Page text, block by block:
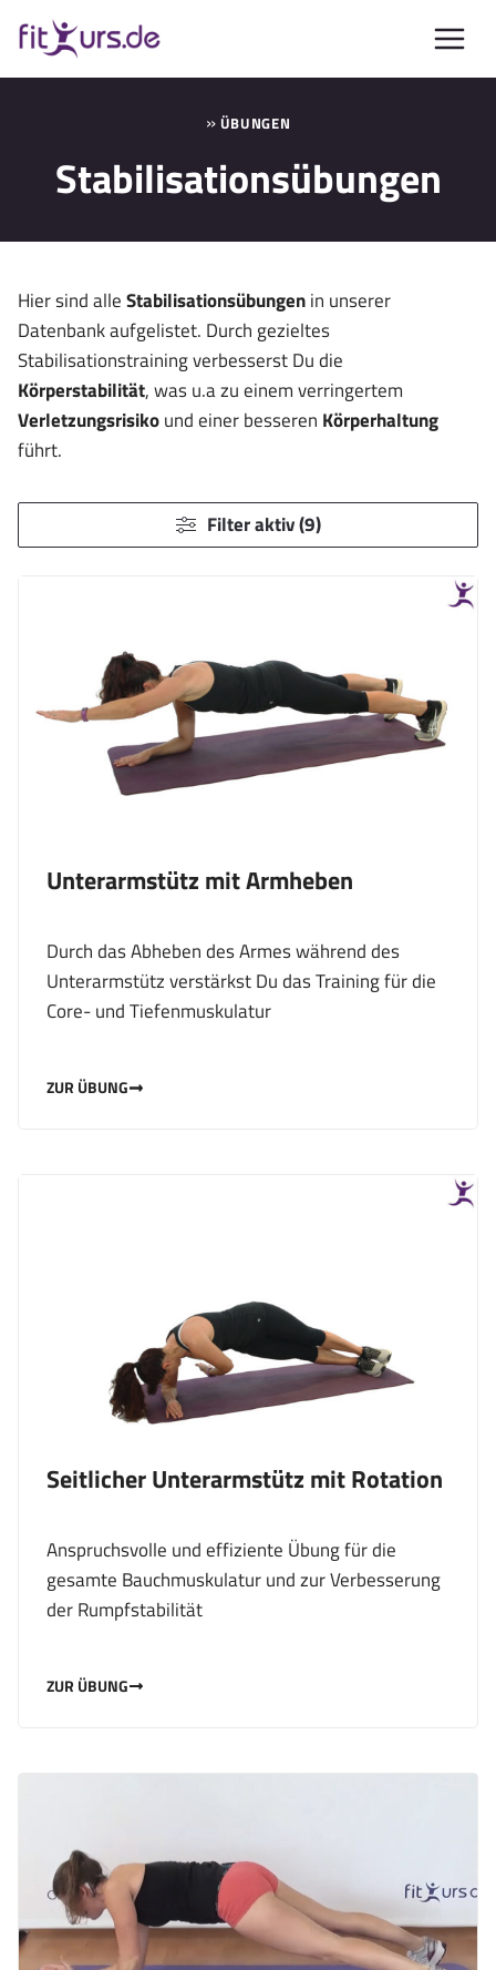
Inhalt
springen
» ÜBUNGEN
Stabilisationsübungen
Hier sind alleStabilisationsübungenin unserer
Datenbank aufgelistet. Durch gezieltes
Stabilisationstraining verbesserst Du die
Körperstabilität, was u.a zu einem verringertem
Verletzungsrisikound einer besseren Körperhaltung
führt.
Filter aktiv (9)
Unterarmstütz mit Armheben
Durch das Abheben des Armes während des
Unterarmstütz verstärkst Du das Training für die
Core- und Tiefenmuskulatur
ZUR ÜBUNG
Seitlicher Unterarmstütz mit Rotation
Anspruchsvolle und effiziente Übung für die
gesamte Bauchmuskulatur und zur Verbesserung
der Rumpfstabilität
ZUR ÜBUNG